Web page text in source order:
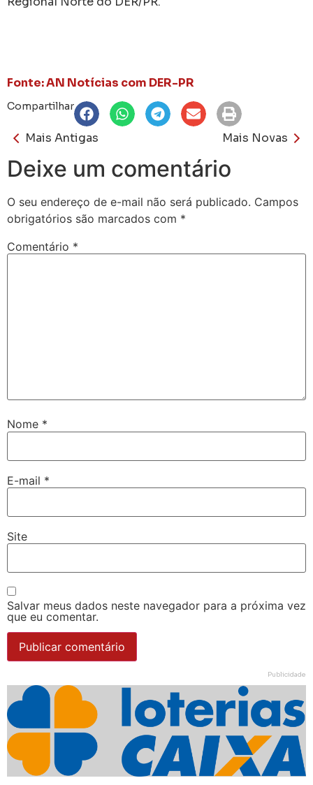
Fonte: AN Notícias com DER-PR
Compartilhar
Mais Antigas Mais Novas
Deixe um comentário
O seu endereço de e-mail não será publicado. Campos
obrigatórios são marcados com *
Comentário *
Nome *
E-mail *
Site
Salvar meus dados neste navegador para a próxima vez
que eu comentar.
Publicidade